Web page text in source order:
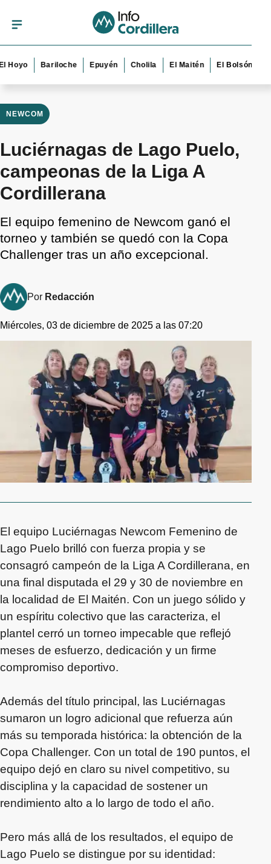
Bariloche Epuyén Cholila El Maitén El Bolsón Esquel
NEWCOM
Luciérnagas de Lago Puelo,
campeonas de la Liga A
Cordillerana
El equipo femenino de Newcom ganó el
torneo y también se quedó con la Copa
Challenger tras un año excepcional.
Por Redacción
Miércoles, 03 de diciembre de 2025 a las 07:20
El equipo Luciérnagas Newcom Femenino de
Lago Puelo brilló con fuerza propia y se
consagró campeón de la Liga A Cordillerana, en
una final disputada el 29 y 30 de noviembre en
la localidad de El Maitén. Con un juego sólido y
un espíritu colectivo que las caracteriza, el
plantel cerró un torneo impecable que reflejó
meses de esfuerzo, dedicación y un firme
compromiso deportivo.
Además del título principal, las Luciérnagas
sumaron un logro adicional que refuerza aún
más su temporada histórica: la obtención de la
Copa Challenger. Con un total de 190 puntos, el
equipo dejó en claro su nivel competitivo, su
disciplina y la capacidad de sostener un
rendimiento alto a lo largo de todo el año.
Pero más allá de los resultados, el equipo de
Lago Puelo se distingue por su identidad: